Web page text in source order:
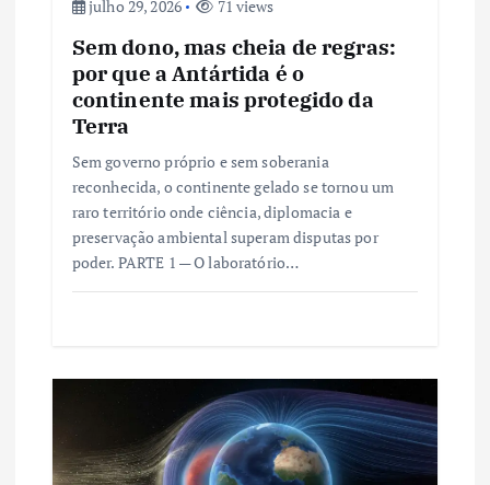
julho 29, 2026
71 views
Sem dono, mas cheia de regras:
por que a Antártida é o
continente mais protegido da
Terra
Sem governo próprio e sem soberania
reconhecida, o continente gelado se tornou um
raro território onde ciência, diplomacia e
preservação ambiental superam disputas por
poder. PARTE 1 — O laboratório…